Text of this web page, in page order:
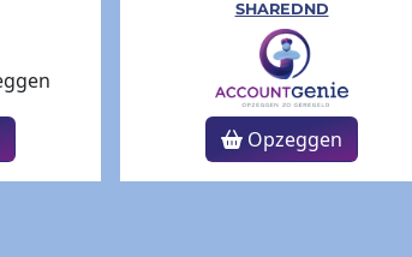
SHAREDND
Opzeggen